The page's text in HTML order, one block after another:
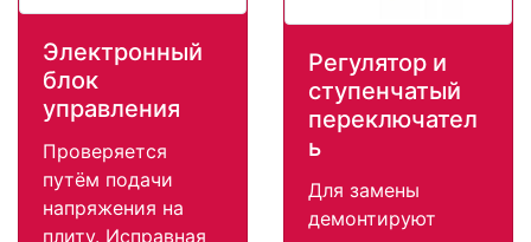
Электронный
блок
управления
Проверяется
путём подачи
напряжения на
плиту. Исправная
Регулятор и
ступенчатый
переключател
ь
Для замены
демонтируют